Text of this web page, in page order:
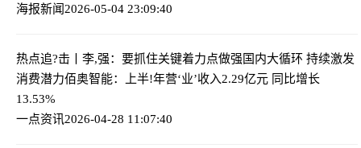
海报新闻2026-05-04 23:09:40
热点追?击丨李,强：要抓住关键着力点做强国内大循环 持续激发
消费潜力佰奥智能：上半!年营‘业’收入2.29亿元 同比增长
13.53%
一点资讯2026-04-28 11:07:40